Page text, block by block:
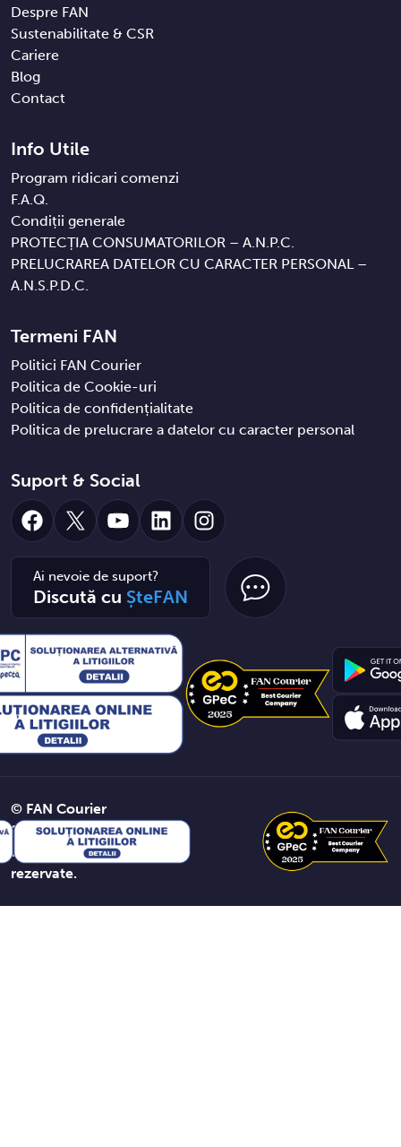
Despre FAN
Sustenabilitate & CSR
Cariere
Blog
Contact
Termeni FAN
Politici FAN Courier
Politica de Cookie-uri
Politica de confidențialitate
Politica de prelucrare a datelor cu caracter personal
Info Utile
Program ridicari comenzi
F.A.Q.
Condiții generale
PROTECȚIA CONSUMATORILOR – A.N.P.C.
PRELUCRAREA DATELOR CU CARACTER PERSONAL –
A.N.S.P.D.C.
Suport & Social
Facebook
X YouTube
LinkedInInstagram
Ai nevoie de suport?
Discută cu ȘteFAN
© FAN Courier
2026. Toate
drepturile
rezervate.